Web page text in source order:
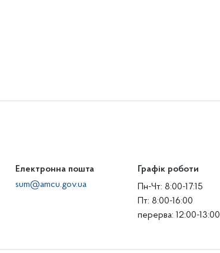
Електронна пошта
sum@amcu.gov.ua
Графік роботи
Пн-Чт: 8:00-17:15
Пт: 8:00-16:00
перерва: 12:00-13:00